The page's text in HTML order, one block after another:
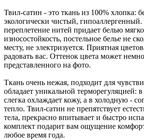
Твил-сатин - это ткань из 100% хлопка:
экологически чистый,
переплетение нитей придает белью
износостойкость, постельное белье не
месту, не электризуется. Приятная
радовать вас. Оттенок цвета может
представленного на фото.
Ткань очень нежая, подходит для
обладает уникальной терморегуляцией:
слегка охлаждает кожу, а в холодную -
тепло. Твил-сатин не препятствует
тела, прекрасно впитывает и быстро
комплект подарит вам ощущение
любое время года.